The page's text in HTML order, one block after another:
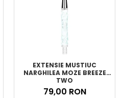
EXTENSIE MUSTIUC
NARGHILEA MOZE BREEZE
TWO
79,00 RON